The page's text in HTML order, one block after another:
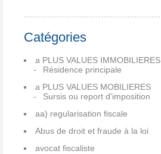
Catégories
a PLUS VALUES IMMOBILIERES
Résidence principale
a PLUS VALUES MOBILIERES
Sursis ou report d'imposition
aa) regularisation fiscale
Abus de droit et fraude à la loi
avocat fiscaliste